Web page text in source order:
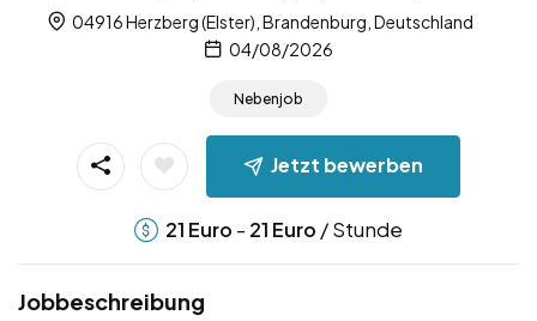
04916 Herzberg (Elster), Brandenburg, Deutschland
04/08/2026
Nebenjob
Jetzt bewerben
21 Euro - 21 Euro / Stunde
Jobbeschreibung